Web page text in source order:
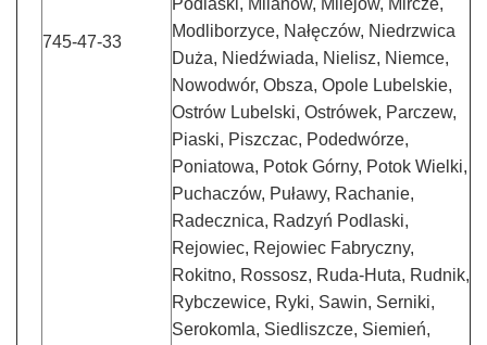
745-47-33
Podlaski, Milanów, Milejów, Mircze,
Modliborzyce, Nałęczów, Niedrzwica
Duża, Niedźwiada, Nielisz, Niemce,
Nowodwór, Obsza, Opole Lubelskie,
Ostrów Lubelski, Ostrówek, Parczew,
Piaski, Piszczac, Podedwórze,
Poniatowa, Potok Górny, Potok Wielki,
Puchaczów, Puławy, Rachanie,
Radecznica, Radzyń Podlaski,
Rejowiec, Rejowiec Fabryczny,
Rokitno, Rossosz, Ruda-Huta, Rudnik,
Rybczewice, Ryki, Sawin, Serniki,
Serokomla, Siedliszcze, Siemień,